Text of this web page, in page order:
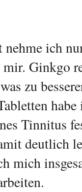
nehme ich
Ginkgo
zu
Tinnitus
deutlich
mich